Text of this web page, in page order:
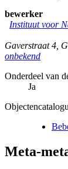
bewerker
Instituut voor
Gaverstraat 4
onbekend
Onderdeel van
Ja
Meta-